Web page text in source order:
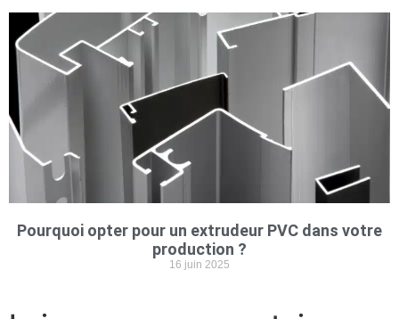
Pourquoi opter pour un extrudeur PVC dans votre
production ?
16 juin 2025